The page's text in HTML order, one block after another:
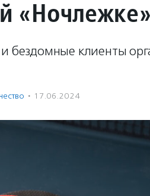
«Ночлежке»
бездомные клиенты
· 17.06.2024